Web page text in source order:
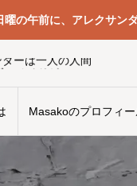
曜の午前に、アレクサン
Masakoのプロフィ
-4- 人間のシステムはデ
メイドがいい
らう時
ざるをえない日常生活の
くなるとき
-4- 人間のシステムはデバ
ーは一人の人間